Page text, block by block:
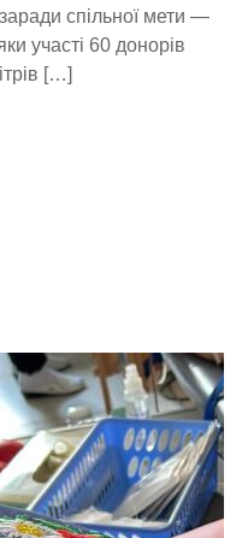
спільної мети —
участі 60 донорів
[…]